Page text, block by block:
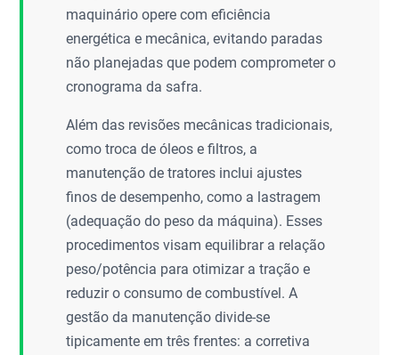
maquinário opere com eficiência
energética e mecânica, evitando paradas
não planejadas que podem comprometer o
cronograma da safra.
Além das revisões mecânicas tradicionais,
como troca de óleos e filtros, a
manutenção de tratores inclui ajustes
finos de desempenho, como a lastragem
(adequação do peso da máquina). Esses
procedimentos visam equilibrar a relação
peso/potência para otimizar a tração e
reduzir o consumo de combustível. A
gestão da manutenção divide-se
tipicamente em três frentes: a corretiva